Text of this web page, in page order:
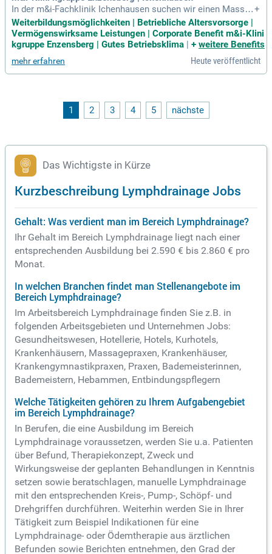
itsversorgung!
In der m&i-Fachklinik Ichenhausen suchen wir einen Masseu
r (m/w/d) mit abgeschlossener Ausbildung und fundierten F
achkenntnissen in der manuellen Lymphdrainage. Weiterbild
ung in speziellen Massageformen, wie der Behandlung von
Schlaganfallpatient:innen, ist wünschenswert. Ihre Aufgaben
umfassen die Behandlung von Patient:innen, die Dokumenta
tion und die Verbesserung der Arbeitsabläufe. Teamfähigkei
sic PC-Kenntnisse, insbesondere in MS-Office, runden Ihr Pr
ofil ab. Werden Sie Teil unseres interdisziplinären Teams in
+
Weiterbildungsmöglichkeiten | Betriebliche Altersvorsorge |
Vermögenswirksame Leistungen | Corporate Benefit m&i-Klini
kgruppe Enzensberg | Gutes Betriebsklima | + weitere Benefits
mehr erfahren Heute veröffentlicht
1 2 3 4 5 nächste
Das Wichtigste in Kürze
Kurzbeschreibung Lymphdrainage Jobs
Gehalt: Was verdient man im Bereich Lymphdrainage?
Ihr Gehalt im Bereich Lymphdrainage liegt nach einer
entsprechenden Ausbildung bei 2.590 € bis 2.860 € pro
Monat.
In welchen Branchen findet man Stellenangebote im
Bereich Lymphdrainage?
Im Arbeitsbereich Lymphdrainage finden Sie z.B. in
folgenden Arbeitsgebieten und Unternehmen Jobs:
Gesundheitswesen, Hotellerie, Hotels, Kurhotels,
Krankenhäusern, Massagepraxen, Krankenhäuser,
Krankengymnastikpraxen, Praxen, Bademeisterinnen,
Bademeistern, Hebammen, Entbindungspflegern
Welche Tätigkeiten gehören zu Ihrem Aufgabengebiet
im Bereich Lymphdrainage?
In Berufen, die eine Ausbildung im Bereich
Lymphdrainage voraussetzen, werden Sie u.a. Patienten
über Befund, Therapiekonzept, Zweck und
Wirkungsweise der geplanten Behandlungen in Kenntnis
setzen sowie beratschlagen, manuelle Lymphdrainage
mit den entsprechenden Kreis-, Pump-, Schöpf- und
Drehgriffen durchführen. Weiterhin werden Sie in Ihrer
Tätigkeit zum Beispiel Indikationen für eine
Lymphdrainage- oder Ödemtherapie aus ärztlichen
Befunden sowie Berichten entnehmen, den Grad der